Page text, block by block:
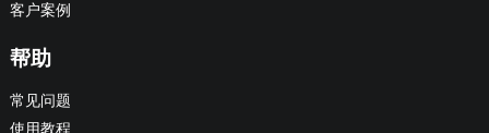
客户案例
帮助
常见问题
使用教程